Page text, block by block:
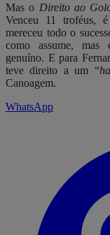
Mas o Direito ao
Venceu 11 troféus,
mereceu todo o
como assume, mas
genuíno. E para
teve direito a um “
Canoagem.
WhatsApp